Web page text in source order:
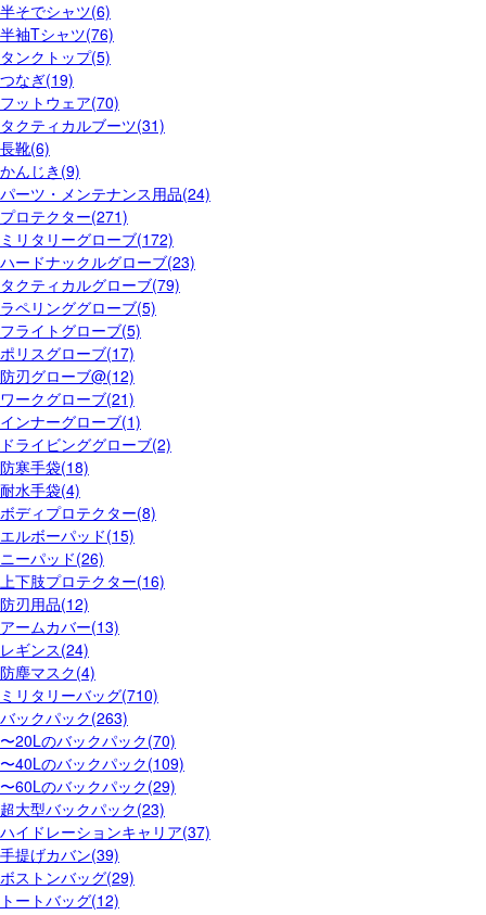
半そでシャツ(6)
半袖Tシャツ(76)
タンクトップ(5)
つなぎ(19)
フットウェア(70)
タクティカルブーツ(31)
長靴(6)
かんじき(9)
パーツ・メンテナンス用品(24)
プロテクター(271)
ミリタリーグローブ(172)
ハードナックルグローブ(23)
タクティカルグローブ(79)
ラペリンググローブ(5)
フライトグローブ(5)
ポリスグローブ(17)
防刃グローブ@(12)
ワークグローブ(21)
インナーグローブ(1)
ドライビンググローブ(2)
防寒手袋(18)
耐水手袋(4)
ボディプロテクター(8)
エルボーパッド(15)
ニーパッド(26)
上下肢プロテクター(16)
防刃用品(12)
アームカバー(13)
レギンス(24)
防塵マスク(4)
ミリタリーバッグ(710)
バックパック(263)
〜20Lのバックパック(70)
〜40Lのバックパック(109)
〜60Lのバックパック(29)
超大型バックパック(23)
ハイドレーションキャリア(37)
手提げカバン(39)
ボストンバッグ(29)
トートバッグ(12)